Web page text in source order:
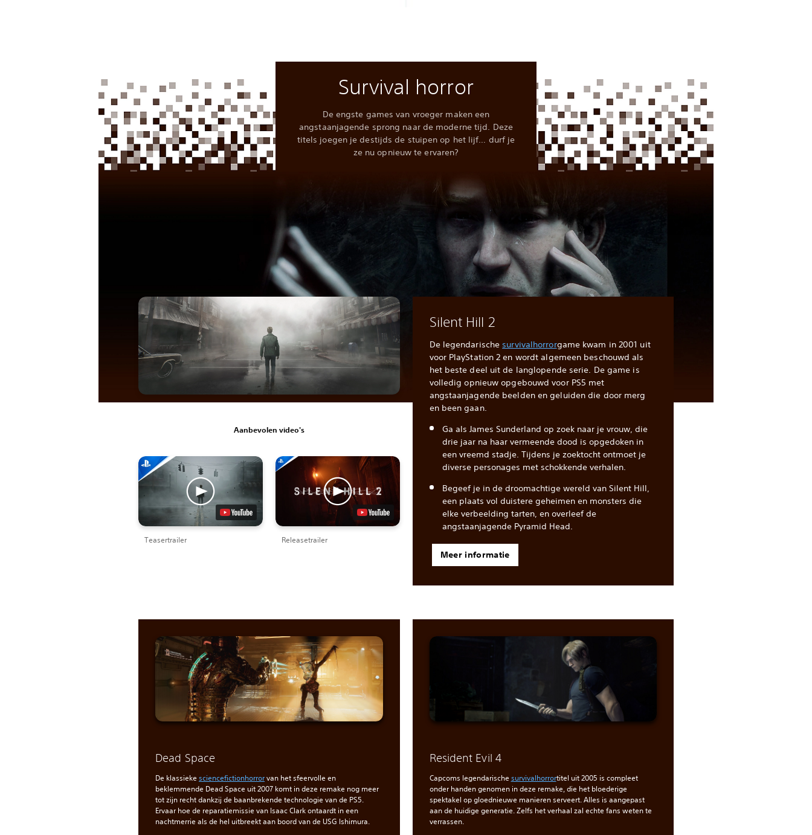
Survival horror
De engste games van vroeger maken een
angstaanjagende sprong naar de moderne tijd. Deze
titels joegen je destijds de stuipen op het lijf… durf je
ze nu opnieuw te ervaren?
Aanbevolen video's
Teasertrailer Releasetrailer
Silent Hill 2
De legendarischesurvivalhorrorgame kwam in 2001 uit
voor PlayStation 2 en wordt algemeen beschouwd als
het beste deel uit de langlopende serie. De game is
volledig opnieuw opgebouwd voor PS5 met
angstaanjagende beelden en geluiden die door merg
en been gaan.
Ga als James Sunderland op zoek naar je vrouw, die
drie jaar na haar vermeende dood is opgedoken in
een vreemd stadje. Tijdens je zoektocht ontmoet je
diverse personages met schokkende verhalen.
Begeef je in de droomachtige wereld van Silent Hill,
een plaats vol duistere geheimen en monsters die
elke verbeelding tarten, en overleef de
angstaanjagende Pyramid Head.
Meer informatie
Dead Space
De klassiekesciencefictionhorrorvan het sfeervolle en
beklemmende Dead Space uit 2007 komt in deze remake nog meer
tot zijn recht dankzij de baanbrekende technologie van de PS5.
Ervaar hoe de reparatiemissie van Isaac Clark ontaardt in een
nachtmerrie als de hel uitbreekt aan boord van de USG Ishimura.
Resident Evil 4
Capcoms legendarischesurvivalhorrortitel uit 2005 is compleet
onder handen genomen in deze remake, die het bloederige
spektakel op gloednieuwe manieren serveert. Alles is aangepast
aan de huidige generatie. Zelfs het verhaal zal echte fans weten te
verrassen.